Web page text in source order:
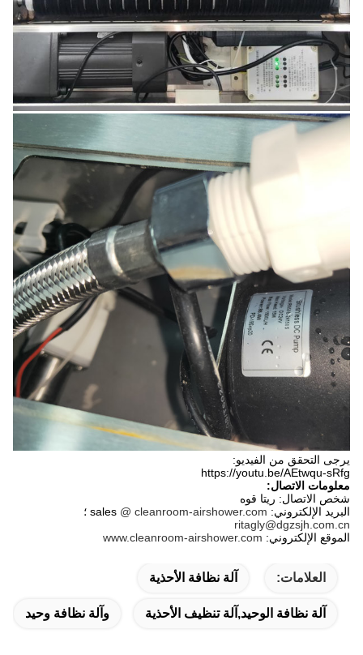
يرجى التحقق من الفيديو:
https://youtu.be/AEtwqu-sRfg
معلومات الاتصال:
شخص الاتصال: ريتا قوه
البريد الإلكتروني: sales @ cleanroom-airshower.com
؛
ritagly@dgzsjh.com.cn
الموقع الإلكتروني: www.cleanroom-airshower.com
العلامات: آلة نظافة الأحذية
آلة نظافة الوحيد,آلة تنظيف الأحذية وآلة نظافة وحيد